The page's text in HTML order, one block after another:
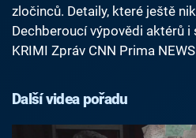
zločinců. Detaily, které ještě
Dechberoucí výpovědi aktérů i
KRIMI Zpráv CNN Prima NEWS
Další videa pořadu